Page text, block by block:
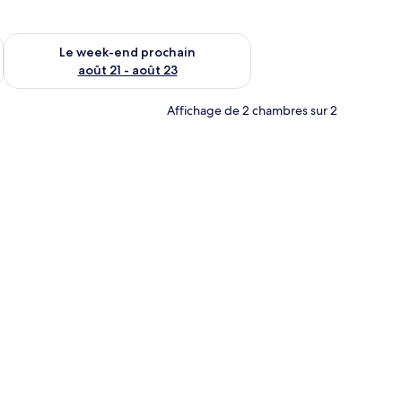
août 14 - août 16
Le week-end prochain
août 21 - août 23
Vérifier la disponibilité pour le week-end prochain août 21 -
Affichage de 2 chambres sur 2